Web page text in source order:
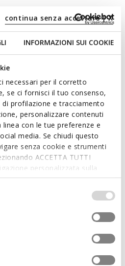
INFORMAZIONI SUI COOKIE
necessari per il corretto
se ci fornisci il tuo consenso,
profilazione e tracciamento
personalizzare contenuti
con le tue preferenze e
media. Se chiudi questo
senza cookie e strumenti
ACCETTA TUTTI
personalizzata sulla
Selezionando
scegliere quali cookies ed
autorizzare. Per maggiori
in qualsiasi momento le
nostra
continua senza accettare | X
rits aan de zijkant,
met een casual stijl. In deze
het bovenwerk
compleet met een
te trekken